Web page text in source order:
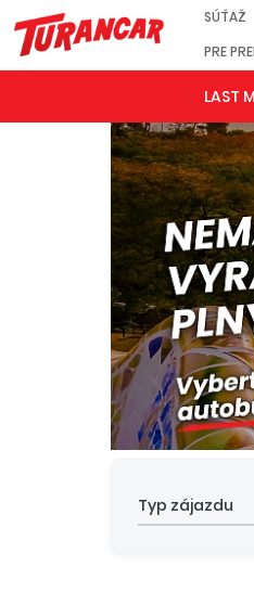
SÚŤAŽ
PRE
LAST
Typ zájazdu